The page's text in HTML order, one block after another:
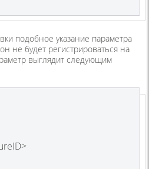
подобное указание параметра
не будет регистрироваться на
выглядит следующим